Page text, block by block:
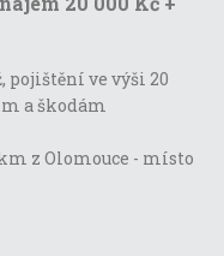
pojištění ve výši 20
a škodám
z Olomouce - místo